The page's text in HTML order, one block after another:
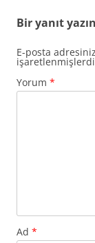
Bir yanıt yazın
E-posta
Yorum *
Ad *